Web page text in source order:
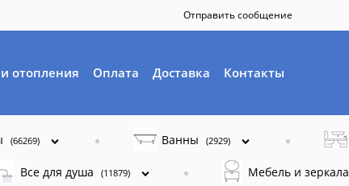
Отправить сообщение
отопления Оплата Доставка Контакты
(66269) Ванны (2929)
Все для душа (11879) Мебель и зеркала